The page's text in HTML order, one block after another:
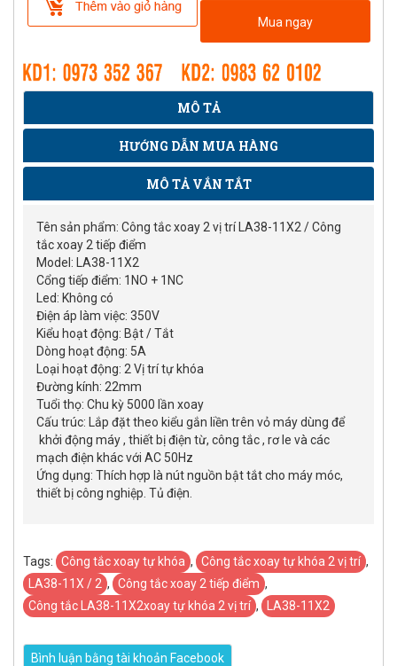
Mua ngay
MÔ TẢ
HƯỚNG DẪN MUA HÀNG
MÔ TẢ VẮN TẮT
Tên sản phẩm: Công tắc xoay 2 vị trí LA38-11X2 / Công
tắc xoay 2 tiếp điểm
Model: LA38-11X2
Cổng tiếp điểm: 1NO + 1NC
Led: Không có
Điện áp làm việc: 350V
Kiểu hoạt động: Bật / Tắt
Dòng hoạt động: 5A
Loại hoạt động: 2 Vị trí tự khóa
Đường kính: 22mm
Tuổi thọ: Chu kỳ 5000 lần xoay
Cấu trúc: Lắp đặt theo kiểu gắn liền trên vỏ máy dùng để
khởi động máy , thiết bị điện từ, công tắc , rơ le và các
mạch điện khác với AC 50Hz
Ứng dụng: Thích hợp là nút nguồn bật tắt cho máy móc,
thiết bị công nghiệp. Tủ điện.
Tags: ​Công tắc xoay tự khóa , Công tắc xoay tự khóa 2 vị trí ,
LA38-11X / 2 , Công tắc xoay 2 tiếp điểm ,
Công tắc LA38-11X2xoay tự khóa 2 vị trí , LA38-11X2
Bình luận bằng tài khoản Facebook